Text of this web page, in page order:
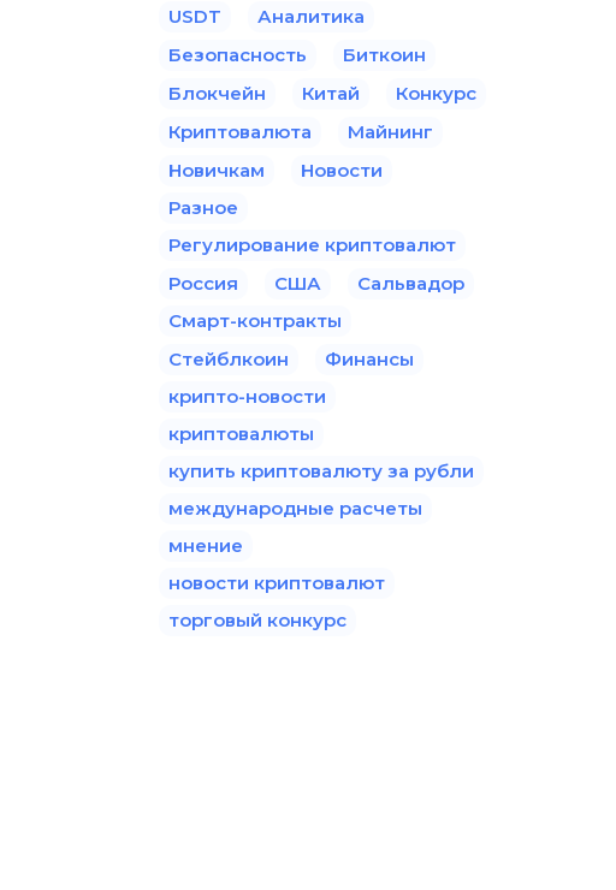
USDT
Аналитика
Безопасность
Биткоин
Блокчейн
Китай
Конкурс
Криптовалюта
Майнинг
Новичкам
Новости
Разное
Регулирование криптовалют
Россия
США
Сальвадор
Смарт-контракты
Стейблкоин
Финансы
крипто-новости
криптовалюты
купить криптовалюту за рубли
международные расчеты
мнение
новости криптовалют
торговый конкурс